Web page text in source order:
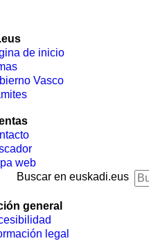
de inicio
Vasco
web
Buscar en euskadi.eus
general
legal